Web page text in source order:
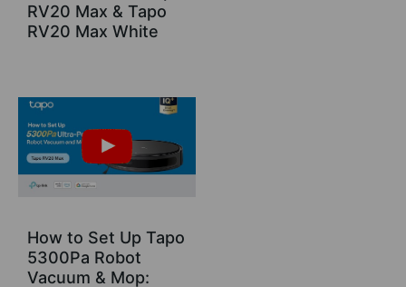
RV20 Max & Tapo
RV20 Max White
How to Set Up Tapo
5300Pa Robot
Vacuum & Mop: